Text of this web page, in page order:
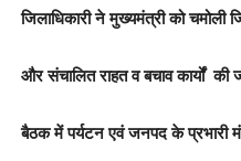
जिलाधिकारी ने मुख्यमंत्री को
और संचालित राहत व बचाव कार्यों की
बैठक में पर्यटन एवं जनपद के प्रभारी